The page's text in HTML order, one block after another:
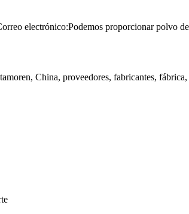
electrónico:Podemos proporcionar polvo
China, proveedores, fabricantes,